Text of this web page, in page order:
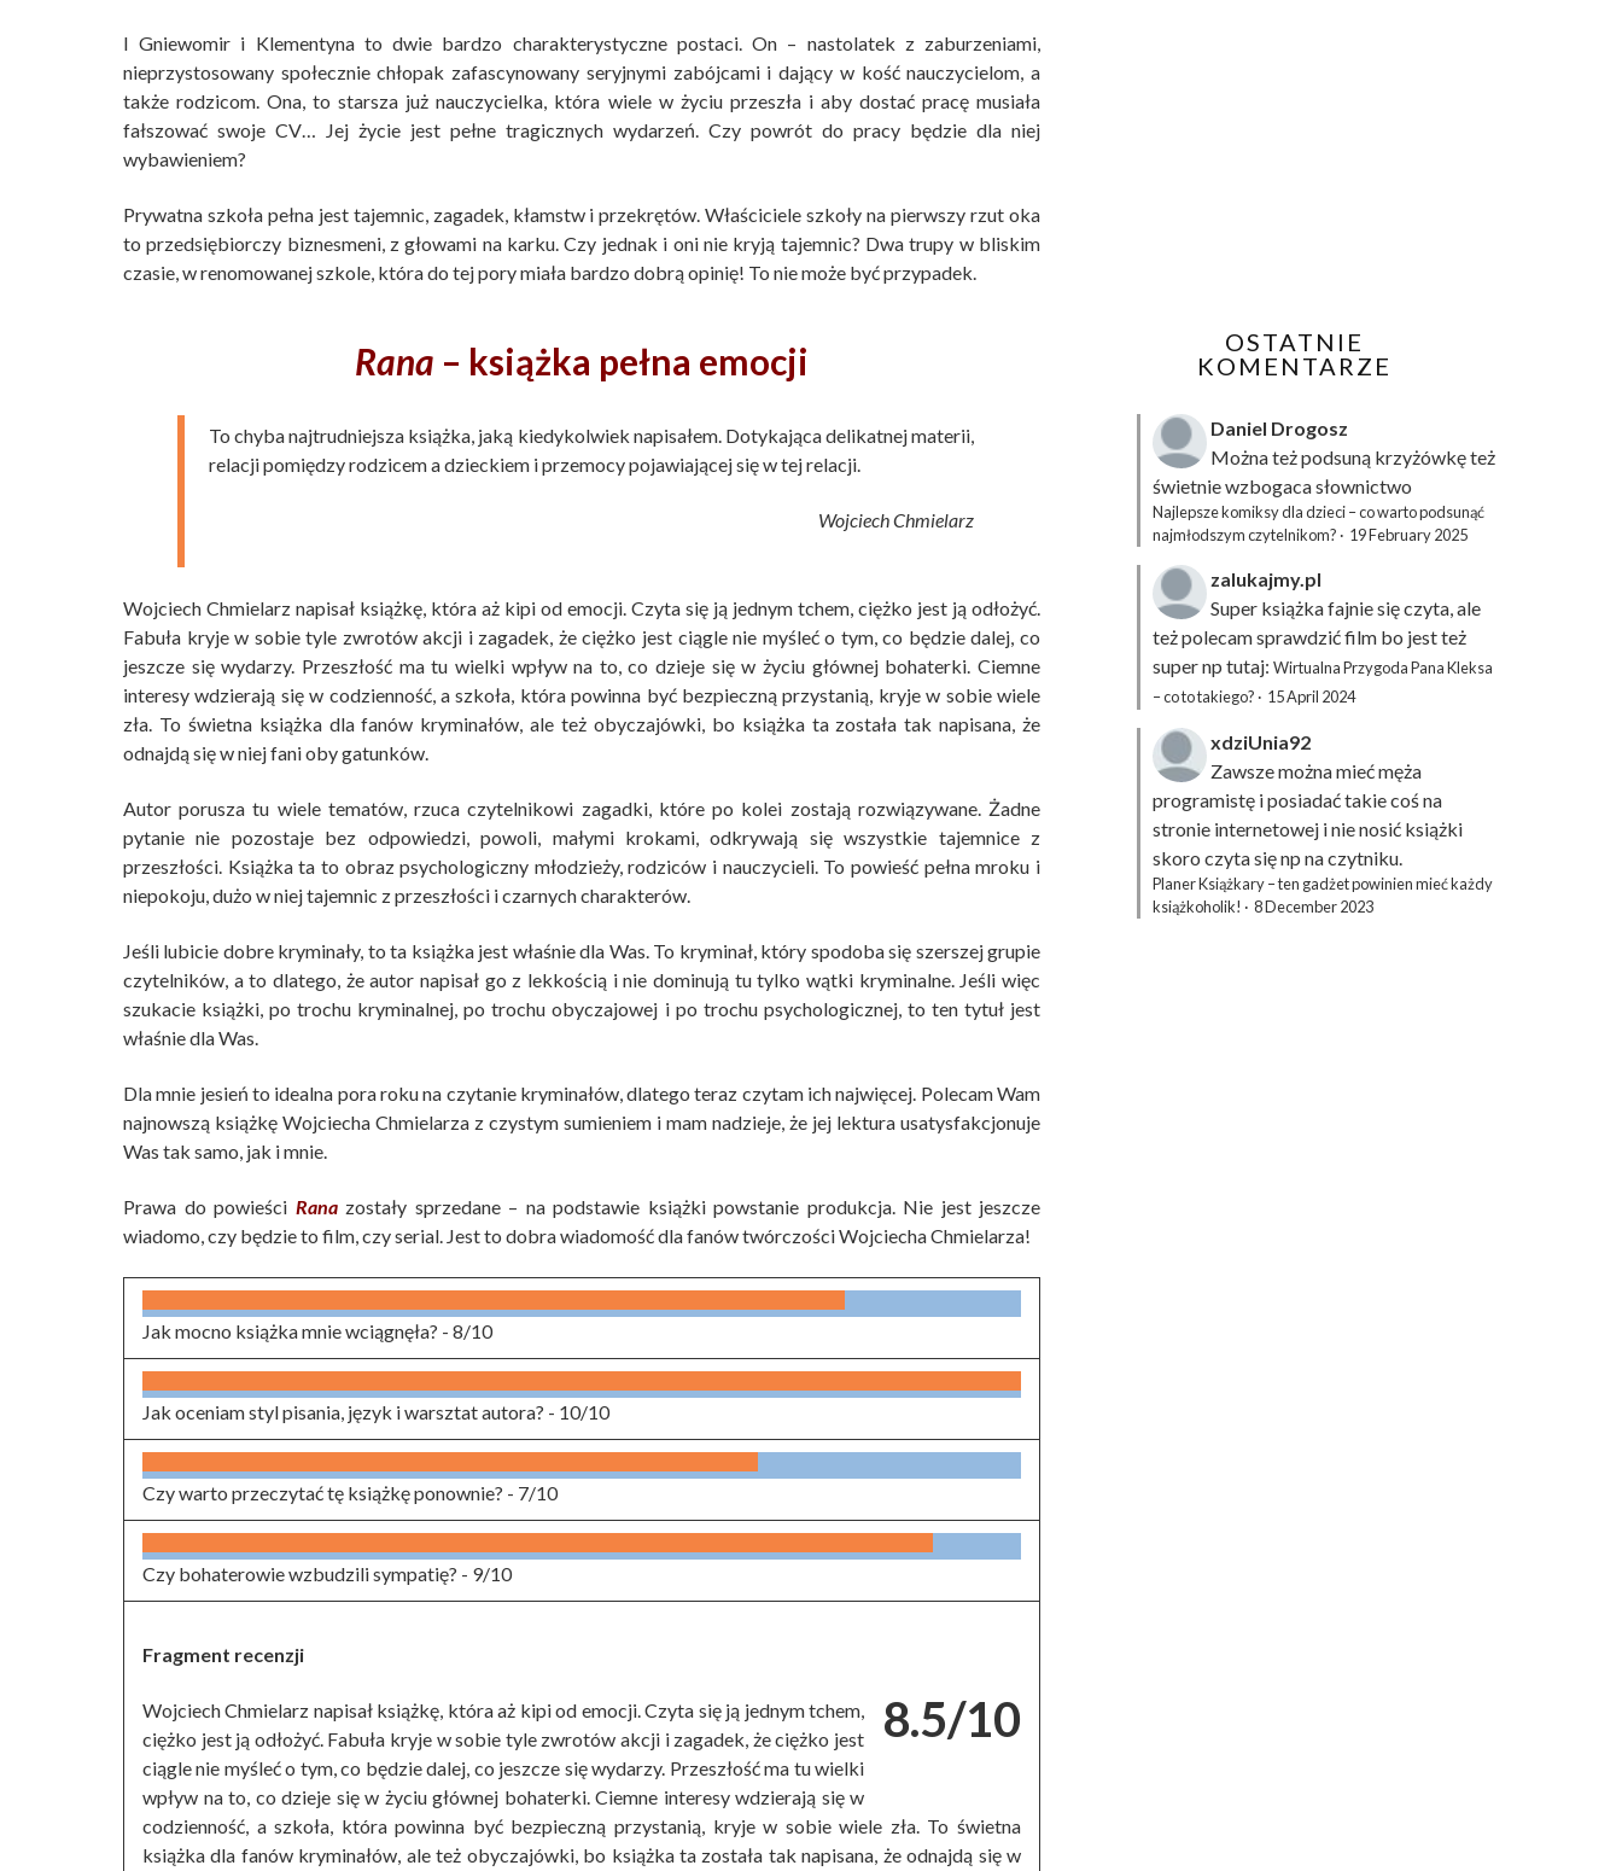
I Gniewomir i Klementyna to dwie bardzo charakterystyczne postaci. On – nastolatek z zaburzeniami,
nieprzystosowany społecznie chłopak zafascynowany seryjnymi zabójcami i dający w kość nauczycielom, a
także rodzicom. Ona, to starsza już nauczycielka, która wiele w życiu przeszła i aby dostać pracę musiała
fałszować swoje CV… Jej życie jest pełne tragicznych wydarzeń. Czy powrót do pracy będzie dla niej
wybawieniem?
Prywatna szkoła pełna jest tajemnic, zagadek, kłamstw i przekrętów. Właściciele szkoły na pierwszy rzut oka
to przedsiębiorczy biznesmeni, z głowami na karku. Czy jednak i oni nie kryją tajemnic? Dwa trupy w bliskim
czasie, w renomowanej szkole, która do tej pory miała bardzo dobrą opinię! To nie może być przypadek.
Rana – książka pełna emocji
To chyba najtrudniejsza książka, jaką kiedykolwiek napisałem. Dotykająca delikatnej materii,
relacji pomiędzy rodzicem a dzieckiem i przemocy pojawiającej się w tej relacji.
Wojciech Chmielarz
Wojciech Chmielarz napisał książkę, która aż kipi od emocji. Czyta się ją jednym tchem, ciężko jest ją odłożyć.
Fabuła kryje w sobie tyle zwrotów akcji i zagadek, że ciężko jest ciągle nie myśleć o tym, co będzie dalej, co
jeszcze się wydarzy. Przeszłość ma tu wielki wpływ na to, co dzieje się w życiu głównej bohaterki. Ciemne
interesy wdzierają się w codzienność, a szkoła, która powinna być bezpieczną przystanią, kryje w sobie wiele
zła. To świetna książka dla fanów kryminałów, ale też obyczajówki, bo książka ta została tak napisana, że
odnajdą się w niej fani oby gatunków.
Autor porusza tu wiele tematów, rzuca czytelnikowi zagadki, które po kolei zostają rozwiązywane. Żadne
pytanie nie pozostaje bez odpowiedzi, powoli, małymi krokami, odkrywają się wszystkie tajemnice z
przeszłości. Książka ta to obraz psychologiczny młodzieży, rodziców i nauczycieli. To powieść pełna mroku i
niepokoju, dużo w niej tajemnic z przeszłości i czarnych charakterów.
Jeśli lubicie dobre kryminały, to ta książka jest właśnie dla Was. To kryminał, który spodoba się szerszej grupie
czytelników, a to dlatego, że autor napisał go z lekkością i nie dominują tu tylko wątki kryminalne. Jeśli więc
szukacie książki, po trochu kryminalnej, po trochu obyczajowej i po trochu psychologicznej, to ten tytuł jest
właśnie dla Was.
Dla mnie jesień to idealna pora roku na czytanie kryminałów, dlatego teraz czytam ich najwięcej. Polecam Wam
najnowszą książkę Wojciecha Chmielarza z czystym sumieniem i mam nadzieje, że jej lektura usatysfakcjonuje
Was tak samo, jak i mnie.
Prawa do powieści Ranazostały sprzedane – na podstawie książki powstanie produkcja. Nie jest jeszcze
wiadomo, czy będzie to film, czy serial. Jest to dobra wiadomość dla fanów twórczości Wojciecha Chmielarza!
Jak mocno książka mnie wciągnęła? - 8/10
Jak oceniam styl pisania, język i warsztat autora? - 10/10
Czy warto przeczytać tę książkę ponownie? - 7/10
Czy bohaterowie wzbudzili sympatię? - 9/10
8.5/10
Fragment recenzji
Wojciech Chmielarz napisał książkę, która aż kipi od emocji. Czyta się ją jednym tchem,
ciężko jest ją odłożyć. Fabuła kryje w sobie tyle zwrotów akcji i zagadek, że ciężko jest
ciągle nie myśleć o tym, co będzie dalej, co jeszcze się wydarzy. Przeszłość ma tu wielki
wpływ na to, co dzieje się w życiu głównej bohaterki. Ciemne interesy wdzierają się w
codzienność, a szkoła, która powinna być bezpieczną przystanią, kryje w sobie wiele zła. To świetna
książka dla fanów kryminałów, ale też obyczajówki, bo książka ta została tak napisana, że odnajdą się w
OSTATNIE
KOMENTARZE
Daniel Drogosz
Można też podsuną krzyżówkęteż
świetnie wzbogaca słownictwo
Najlepsze komiksy dla dzieci – co warto podsunąć
najmłodszym czytelnikom? · 19 February 2025
zalukajmy.pl
Super książka fajnie się czyta, ale
też polecam sprawdzić film bo jest też
super np tutaj: Wirtualna Przygoda Pana Kleksa
– co to takiego? · 15 April 2024
xdziUnia92
Zawsze można mieć męża
programistę i posiadać takie coś na
stronie internetowej i nie nosić książki
skoro czyta się np na czytniku.
Planer Książkary – ten gadżet powinien mieć każdy
książkoholik! · 8 December 2023